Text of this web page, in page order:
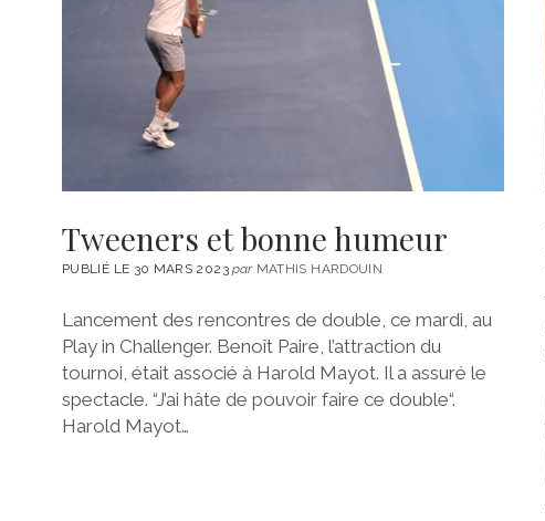
Tweeners et bonne humeur
PUBLIÉ LE 30 MARS 2023parMATHIS HARDOUIN
Lancement des rencontres de double, ce mardi, au
Play in Challenger. Benoît Paire, l’attraction du
tournoi, était associé à Harold Mayot. Il a assuré le
spectacle. “J’ai hâte de pouvoir faire ce double“.
Harold Mayot…